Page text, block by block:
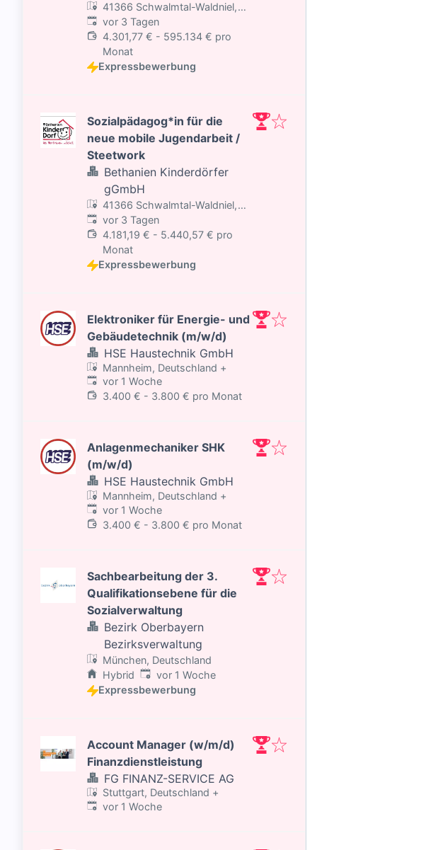
41366 Schwalmtal-Waldniel,
Deutschland
Veröffentlicht:
vor 3 Tagen
4.301,77 € - 595.134 € pro
Monat
Expressbewerbung
Sozialpädagog*in für die
neue mobile Jugendarbeit /
Steetwork
Bethanien Kinderdörfer
gGmbH
41366 Schwalmtal-Waldniel,
Deutschland
Veröffentlicht:
vor 3 Tagen
4.181,19 € - 5.440,57 € pro
Monat
Expressbewerbung
Elektroniker für Energie- und
Gebäudetechnik (m/w/d)
HSE Haustechnik GmbH
Mannheim, Deutschland +
Veröffentlicht:
vor 1 Woche
3.400 € - 3.800 € pro Monat
Anlagenmechaniker SHK
(m/w/d)
HSE Haustechnik GmbH
Mannheim, Deutschland +
Veröffentlicht:
vor 1 Woche
3.400 € - 3.800 € pro Monat
Sachbearbeitung der 3.
Qualifikationsebene für die
Sozialverwaltung
Bezirk Oberbayern
Bezirksverwaltung
München, Deutschland
Hybrid Veröffentlicht:
vor 1 Woche
Expressbewerbung
Account Manager (w/m/d)
Finanzdienstleistung
FG FINANZ-SERVICE AG
Stuttgart, Deutschland +
Veröffentlicht:
vor 1 Woche